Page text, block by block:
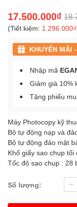
17.500.000₫
(Tiết kiệm: 1.296.000₫
KHUYẾN MÃI
Nhập mã
Giảm giá 10%
Tặng phiếu
Máy Photocopy kỹ
Bộ tự động nạp và
Bộ tự động đảo mặt
Khổ giấy sao chụp tối
Tốc độ sao chụp : 28
Số lượng: